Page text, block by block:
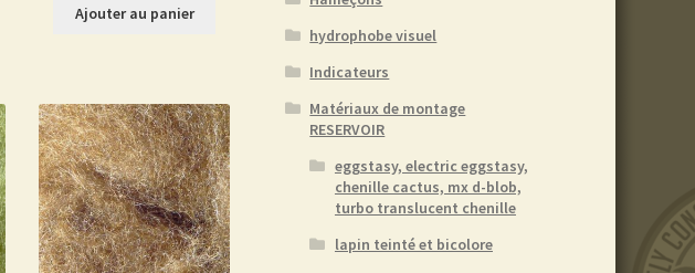
Ajouter au panier
hydrophobe visuel
Indicateurs
Matériaux de montage
RESERVOIR
eggstasy, electric eggstasy,
chenille cactus, mx d-blob,
turbo translucent chenille
lapin teinté et bicolore